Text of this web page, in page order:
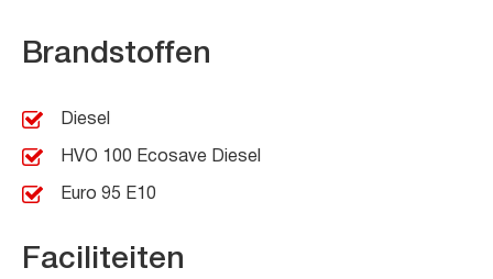
Brandstoffen
Diesel
HVO 100 Ecosave Diesel
Euro 95 E10
Faciliteiten